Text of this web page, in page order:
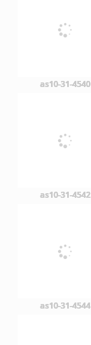
as10-31-4540
as10-31-4542
as10-31-4544